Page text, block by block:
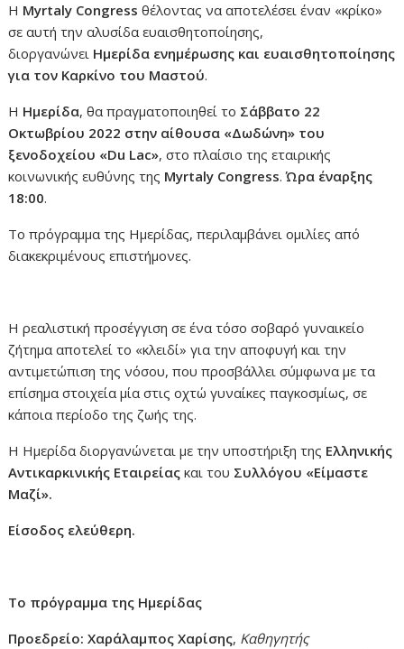
Η Myrtaly Congress θέλοντας να αποτελέσει έναν «κρίκο»
σε αυτή την αλυσίδα ευαισθητοποίησης,
διοργανώνει Ημερίδα ενημέρωσης και ευαισθητοποίησης
για τον Καρκίνο του Μαστού.
Η Ημερίδα, θα πραγματοποιηθεί το Σάββατο 22
Οκτωβρίου 2022 στην αίθουσα «Δωδώνη» του
ξενοδοχείου «Du Lac», στο πλαίσιο της εταιρικής
κοινωνικής ευθύνης της Myrtaly Congress.Ώρα έναρξης
18:00.
Το πρόγραμμα της Ημερίδας, περιλαμβάνει ομιλίες από
διακεκριμένους επιστήμονες.
Η ρεαλιστική προσέγγιση σε ένα τόσο σοβαρό γυναικείο
ζήτημα αποτελεί το «κλειδί» για την αποφυγή και την
αντιμετώπιση της νόσου, που προσβάλλει σύμφωνα με τα
επίσημα στοιχεία μία στις οχτώ γυναίκες παγκοσμίως, σε
κάποια περίοδο της ζωής της.
Η Ημερίδα διοργανώνεται με την υποστήριξη της Ελληνικής
Αντικαρκινικής Εταιρείαςκαι του Συλλόγου «Είμαστε
Μαζί».
Είσοδος ελεύθερη.
Το πρόγραμμα της Ημερίδας
Προεδρείο: Χαράλαμπος Χαρίσης, Καθηγητής